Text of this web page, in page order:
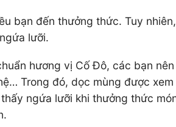
bạn đến thưởng thức. Tuy
lưỡi.
hương vị Cố Đô, các bạn
Trong đó, dọc mùng được
ngứa lưỡi khi thưởng thức